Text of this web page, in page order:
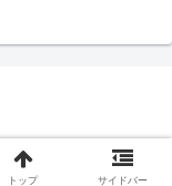
トップ サイドバー